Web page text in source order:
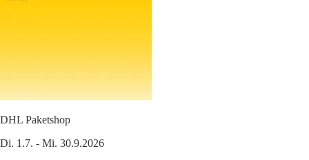
DHL Paketshop
Di. 1.7. - Mi. 30.9.2026